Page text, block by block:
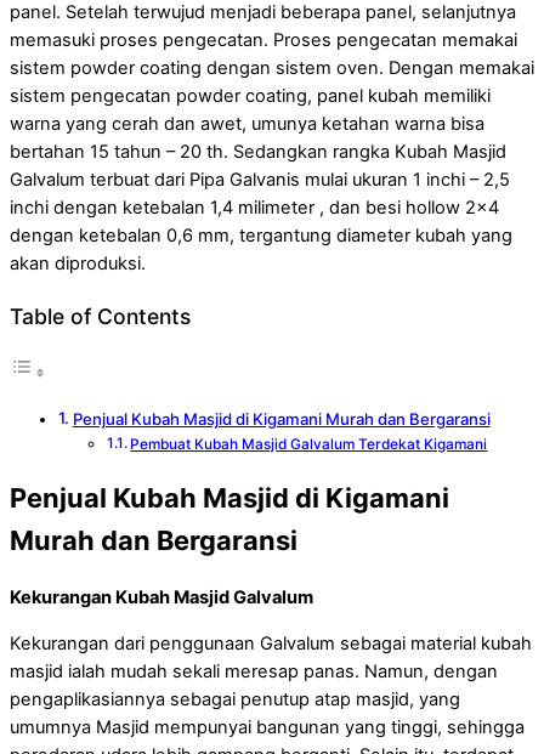
panel. Setelah terwujud menjadi beberapa panel, selanjutnya
memasuki proses pengecatan. Proses pengecatan memakai
sistem powder coating dengan sistem oven. Dengan memakai
sistem pengecatan powder coating, panel kubah memiliki
warna yang cerah dan awet, umunya ketahan warna bisa
bertahan 15 tahun – 20 th. Sedangkan rangka Kubah Masjid
Galvalum terbuat dari Pipa Galvanis mulai ukuran 1 inchi – 2,5
inchi dengan ketebalan 1,4 milimeter , dan besi hollow 2×4
dengan ketebalan 0,6 mm, tergantung diameter kubah yang
akan diproduksi.
Table of Contents
Penjual Kubah Masjid di Kigamani Murah dan Bergaransi
Pembuat Kubah Masjid Galvalum Terdekat Kigamani
Penjual Kubah Masjid di Kigamani
Murah dan Bergaransi
Kekurangan Kubah Masjid Galvalum
Kekurangan dari penggunaan Galvalum sebagai material kubah
masjid ialah mudah sekali meresap panas. Namun, dengan
pengaplikasiannya sebagai penutup atap masjid, yang
umumnya Masjid mempunyai bangunan yang tinggi, sehingga